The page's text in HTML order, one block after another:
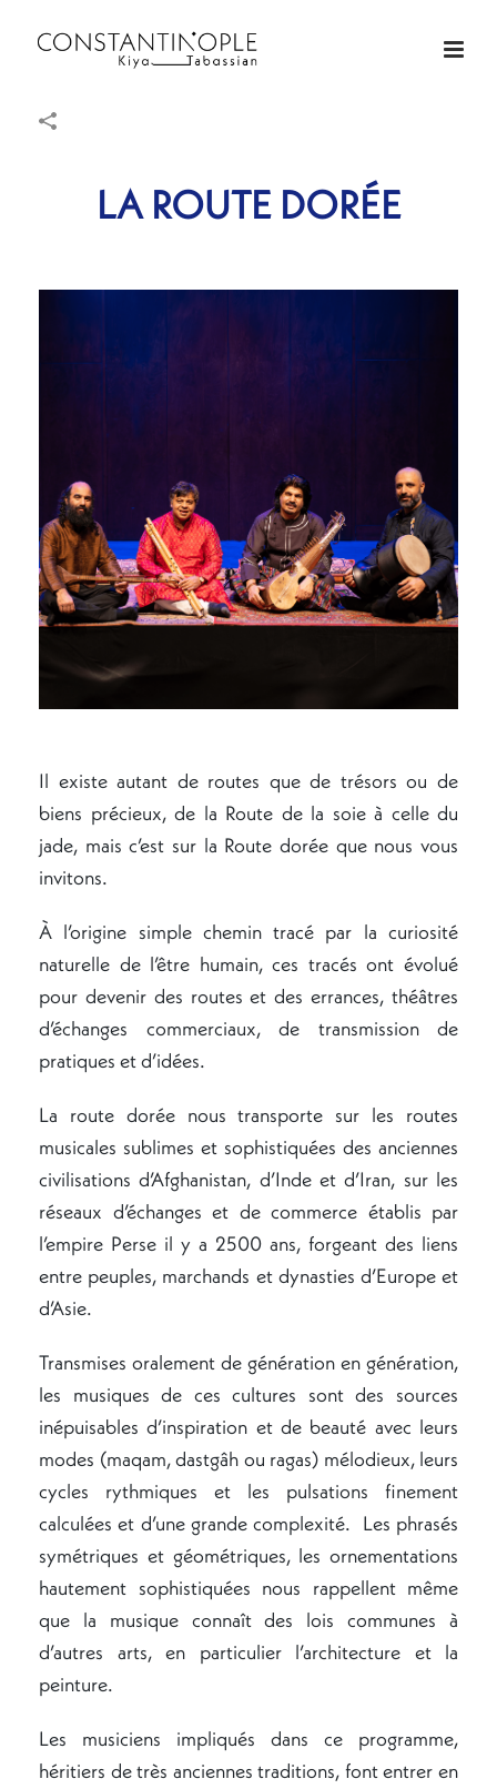
LA ROUTE DORÉE
Il existe autant de routes que de trésors ou de
biens précieux, de la Route de la soie à celle du
jade, mais c’est sur la Route dorée que nous vous
invitons.
À l’origine simple chemin tracé par la curiosité
naturelle de l’être humain, ces tracés ont évolué
pour devenir des routes et des errances, théâtres
d’échanges commerciaux, de transmission de
pratiques et d’idées.
La route dorée nous transporte sur les routes
musicales sublimes et sophistiquées des anciennes
civilisations d’Afghanistan, d’Inde et d’Iran, sur les
réseaux d’échanges et de commerce établis par
l’empire Perse il y a 2500 ans, forgeant des liens
entre peuples, marchands et dynasties d’Europe et
d’Asie.
Transmises oralement de génération en génération,
les musiques de ces cultures sont des sources
inépuisables d’inspiration et de beauté avec leurs
modes (maqam, dastgâh ou ragas) mélodieux, leurs
cycles rythmiques et les pulsations finement
calculées et d’une grande complexité. Les phrasés
symétriques et géométriques, les ornementations
hautement sophistiquées nous rappellent même
que la musique connaît des lois communes à
d’autres arts, en particulier l’architecture et la
peinture.
Les musiciens impliqués dans ce programme,
héritiers de très anciennes traditions, font entrer en